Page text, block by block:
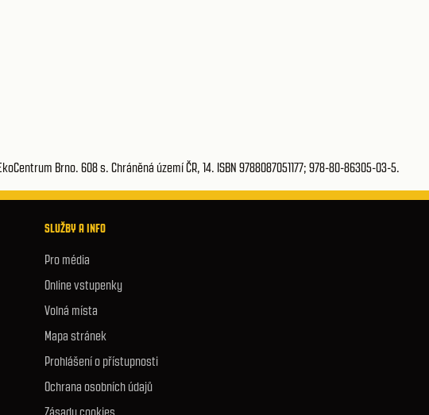
Brno. 608 s. Chráněná území ČR, 14. ISBN 9788087051177; 978-80-86305-03-5.
SLUŽBY A INFO
Pro média
Online vstupenky
Volná místa
Mapa stránek
Prohlášení o přístupnosti
Ochrana osobních údajů